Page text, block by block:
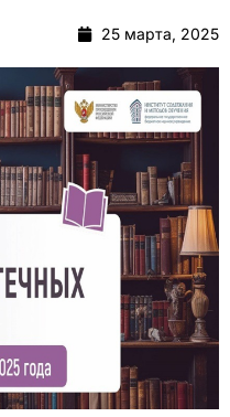
25 марта, 2025